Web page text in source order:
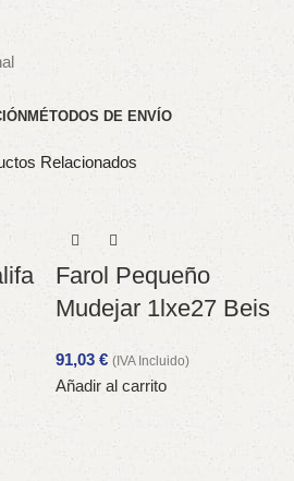
MÉTODOS DE ENVÍO
Relacionados
Farol Pequeño
Mudejar 1lxe27 Beis
91,03 € (IVA Incluido)
Añadir al carrito